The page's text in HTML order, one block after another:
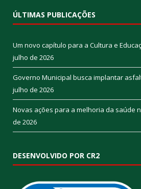
ÚLTIMAS PUBLICAÇÕES
Um novo capítulo para a Cultura e
julho de 2026
Governo Municipal busca implantar
julho de 2026
Novas ações para a melhoria da saúde
de 2026
DESENVOLVIDO POR CR2